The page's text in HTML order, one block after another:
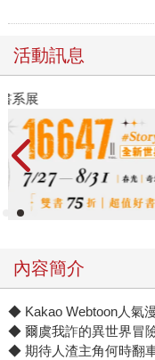
活動訊息
2026金石堂暑假漫博
內容簡介
◆ Kakao Webtoon人氣
◆ 爾虞我詐的異世界冒
◆ 期待人渣主角何時翻